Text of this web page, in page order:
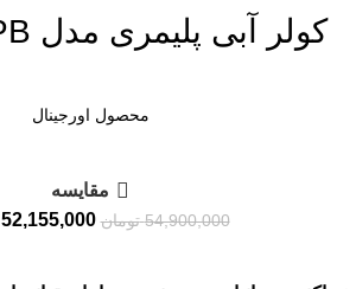
کولر آبی پلیمری مدل EC 0750PB
محصول اورجینال
مقايسه
54,900,000 تومان 52,155,000